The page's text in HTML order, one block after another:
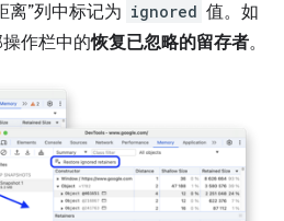
离”列中标记为 ignored 值。 如
作栏中的恢复已忽略的留存者。